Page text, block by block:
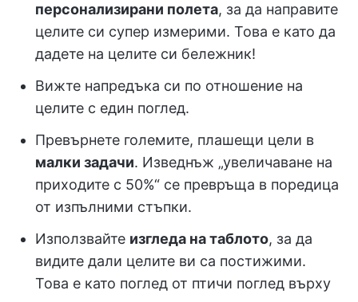
персонализирани полета, за да направите
целите си супер измерими. Това е като да
дадете на целите си бележник!
Вижте напредъка си по отношение на
целите с един поглед.
Превърнете големите, плашещи цели в
малки задачи. Изведнъж „увеличаване на
приходите с 50%“ се превръща в поредица
от изпълними стъпки.
Използвайте изгледа на таблото, за да
видите дали целите ви са постижими.
Това е като поглед от птичи поглед върху